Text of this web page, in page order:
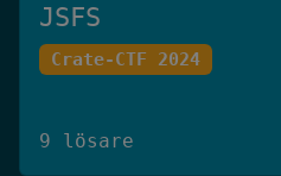
JSFS
Crate-CTF 2024
9 lösare